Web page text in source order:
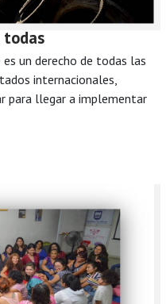
todas
un derecho de todas las
internacionales,
para llegar a implementar